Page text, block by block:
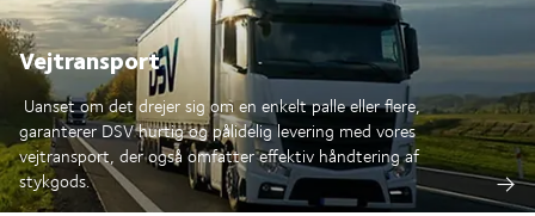
Vejtransport
Uanset om det drejer sig om en enkelt palle eller flere,
garanterer DSV hurtig og pålidelig levering med vores
vejtransport, der også omfatter effektiv håndtering af
stykgods.